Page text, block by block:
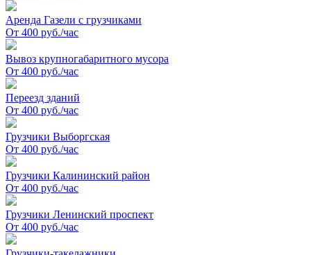
Аренда Газели с грузчиками
От 400 руб./час
Вывоз крупногабаритного мусора
От 400 руб./час
Переезд зданий
От 400 руб./час
Грузчики Выборгская
От 400 руб./час
Грузчики Калининский район
От 400 руб./час
Грузчики Ленинский проспект
От 400 руб./час